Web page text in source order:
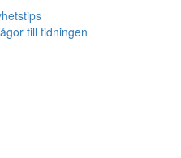
till tidningen